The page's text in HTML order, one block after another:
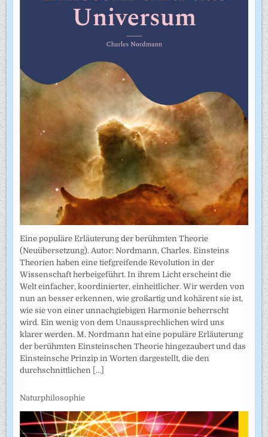
Eine populäre Erläuterung der berühmten Theorie
(Neuübersetzung). Autor: Nordmann, Charles. Einsteins
Theorien haben eine tiefgreifende Revolution in der
Wissenschaft herbeigeführt. In ihrem Licht erscheint die
Welt einfacher, koordinierter, einheitlicher. Wir werden von
nun an besser erkennen, wie großartig und kohärent sie ist,
wie sie von einer unnachgiebigen Harmonie beherrscht
wird. Ein wenig von dem Unaussprechlichen wird uns
klarer werden. M. Nordmann hat eine populäre Erläuterung
der berühmten Einsteinschen Theorie hingezaubert und das
Einsteinsche Prinzip in Worten dargestellt, die den
durchschnittlichen [...]
Naturphilosophie